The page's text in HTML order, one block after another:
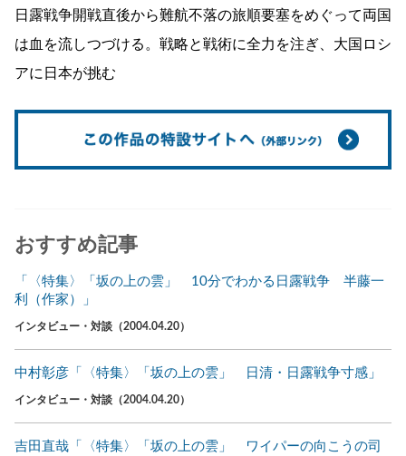
日露戦争開戦直後から難航不落の旅順要塞をめぐって両国
は血を流しつづける。戦略と戦術に全力を注ぎ、大国ロシ
アに日本が挑む
おすすめ記事
「〈特集〉「坂の上の雲」 10分でわかる日露戦争 半藤一
利（作家）」
インタビュー・対談（2004.04.20）
中村彰彦「〈特集〉「坂の上の雲」 日清・日露戦争寸感」
インタビュー・対談（2004.04.20）
吉田直哉「〈特集〉「坂の上の雲」 ワイパーの向こうの司